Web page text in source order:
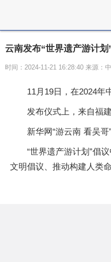
云南发布“世界遗产游计
时间：2024-11-21 16:28:40 来源：
11月19日，在2024年
发布仪式上，来自福
新华网“游云南 看吴
“世界遗产游计划”倡
文明倡议、推动构建人类